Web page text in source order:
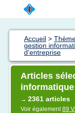
Accueil >
gestion
d'entreprise
Articles
→ 2361 articles
Voir également89